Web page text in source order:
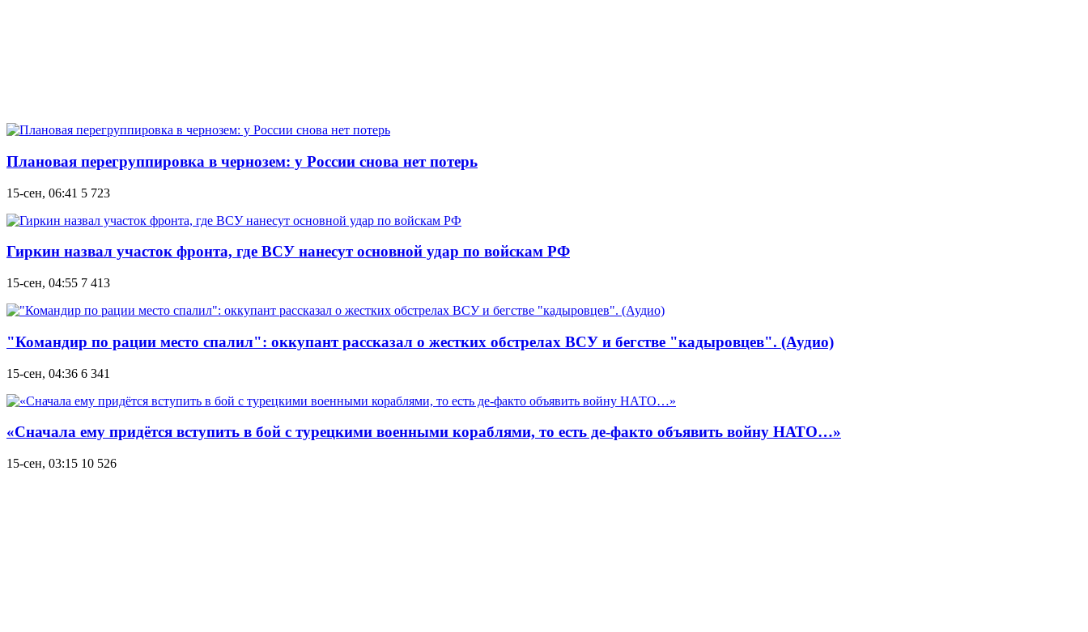
Плановая перегруппировка в чернозем: у России снова нет потерь
15-сен, 06:41 5 723
Гиркин назвал участок фронта, где ВСУ нанесут основной удар по войскам РФ
15-сен, 04:55 7 413
"Командир по рации место спалил": оккупант рассказал о жестких обстрелах ВСУ и бегстве "кадыровцев". (Аудио)
15-сен, 04:36 6 341
«Сначала ему придётся вступить в бой с турецкими военными кораблями, то есть де-факто объявить войну НАТО…»
15-сен, 03:15 10 526